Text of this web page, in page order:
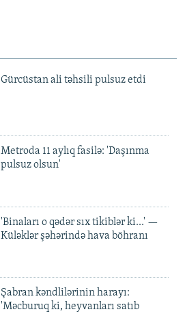
Gürcüstan ali təhsili pulsuz etdi
Metroda 11 aylıq fasilə: 'Daşınma
pulsuz olsun'
'Binaları o qədər sıx tikiblər ki...' —
Küləklər şəhərində hava böhranı
Şabran kəndlilərinin harayı:
'Məcburuq ki, heyvanları satıb